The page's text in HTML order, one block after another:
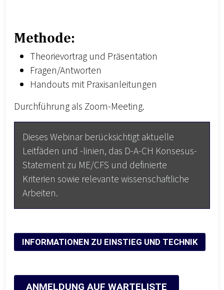
Methode:
Theorievortrag und Präsentation
Fragen/Antworten
Handouts mit Praxisanleitungen
Durchführung als Zoom-Meeting.
Dieses Webinar berücksichtigt aktuelle
Leitfäden und -linien, das D-A-CH Konsesus-
Statement zu ME/CFS und definierte
Kriterien sowie relevante wissenschaftliche
Arbeiten.
INFORMATIONEN ZU EINSTIEG UND TECHNIK
ANMELDUNG AUF WARTELISTE